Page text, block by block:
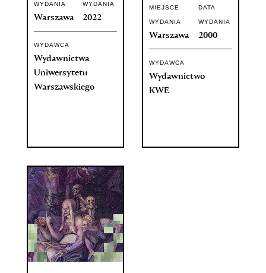
WYDANIA
Warszawa
WYDANIA
2022
WYDAWCA
Wydawnictwa
Uniwersytetu
Warszawskiego
MIEJSCE
WYDANIA
Warszawa
DATA
WYDANIA
2000
WYDAWCA
Wydawnictwo
KWE